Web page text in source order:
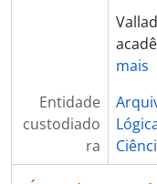
mais
Entidade
custodiado
ra